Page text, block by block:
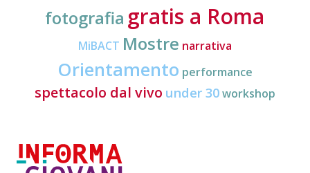
fotografia gratis a Roma
MiBACT Mostre narrativa
Orientamento performance
spettacolo dal vivo under 30workshop